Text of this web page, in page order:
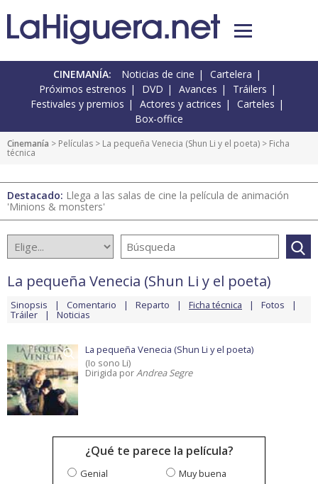
CINEMANÍA: Noticias de cine
Cartelera
Próximos estrenos
DVD Avances
Tráilers
Festivales y premios
Actores y actrices
Carteles
Box-office
Cinemanía > Películas > La pequeña Venecia (Shun Li y el poeta) > Ficha
técnica
Destacado: Llega a las salas de cine la película de animación
'Minions & monsters'
La pequeña Venecia (Shun Li y el poeta)
Sinopsis Comentario Reparto Ficha técnica Fotos
Tráiler Noticias
La pequeña Venecia (Shun Li y el poeta)
(Io sono Li)
Dirigida porAndrea Segre
¿Qué te parece la película?
Genial
Muy buena